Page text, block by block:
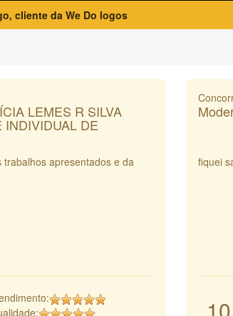
cliente da We Do logos
LEMES R SILVA
INDIVIDUAL DE
trabalhos apresentados e da
fiquei